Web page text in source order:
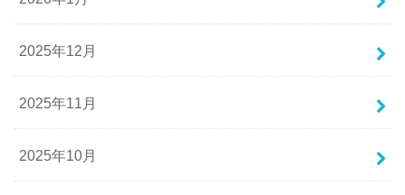
2025年12月
2025年11月
2025年10月